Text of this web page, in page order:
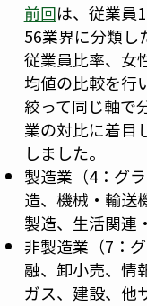
前回は、従業員
56業界に分類し
従業員比率、女
均値の比較を行
絞って同じ軸で
業の対比に着目
しました。
製造業（4：グ
造、機械・輸送
製造、生活関連
非製造業（7：
融、卸小売、情
ガス、建設、他